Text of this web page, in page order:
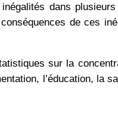
dans
de ces
sur la
l’éducation, la